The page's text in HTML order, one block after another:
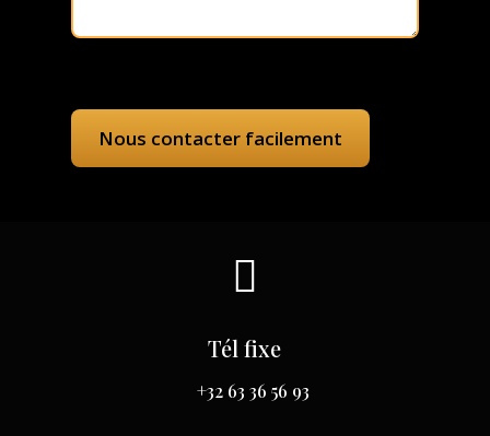

Tél fixe
+32 63 36 56 93